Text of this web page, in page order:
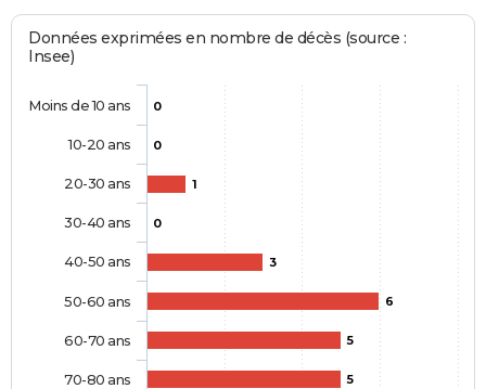
Données exprimées en nombre de décès (source :
Insee)
0
0
1
0
3
6
5
5
Moins de 10 ans
10-20 ans
20-30 ans
30-40 ans
40-50 ans
50-60 ans
60-70 ans
70-80 ans